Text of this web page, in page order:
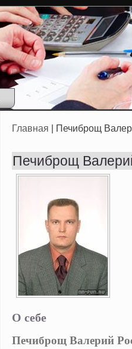
Главная | Печиброщ
Печиброщ
О себе
Печиброщ Валерий